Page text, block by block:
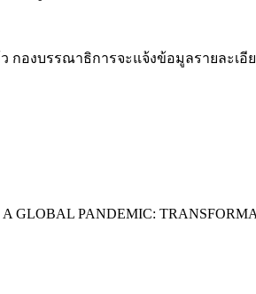
องบรรณาธิการจะแจ้งข้อมูลรายละเอี
PANDEMIC: